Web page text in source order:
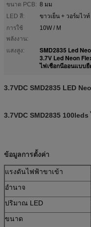
ขนาด PCB: 8 มม
LED สี:
ขาวเย็น + วอร์มไวท์
การใช้
พลังงาน:
10W / M
แสงสูง: SMD2835 Led
3.7V Led Neon
ไฟเชือกนีออนแบบ
3.7VDC SMD2835 LED
3.7VDC SMD2835
ข้อมูลการตั้งค่า
แรงดันไฟฟ้าขาเข้า
อำนาจ
ปริมาณ LED
ขนาด